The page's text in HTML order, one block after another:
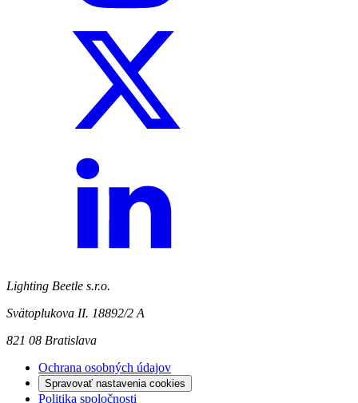
Lighting Beetle s.r.o.
Svätoplukova II. 18892/2 A
821 08 Bratislava
Ochrana osobných údajov
Spravovať nastavenia cookies
Politika spoločnosti